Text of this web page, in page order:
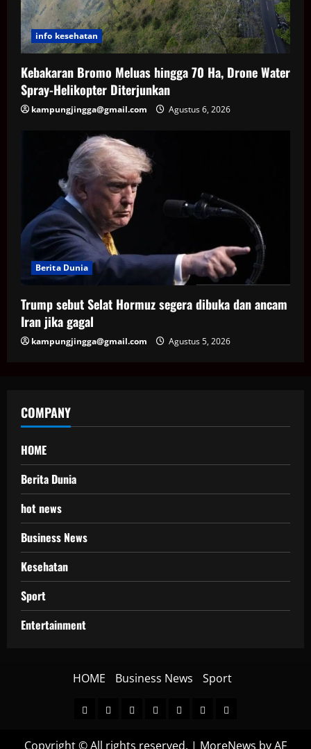
info kesehatan
Kebakaran Bromo Meluas hingga 70 Ha, Drone Water
Spray-Helikopter Diterjunkan
kampungjingga@gmail.com Agustus 6, 2026
Berita Dunia
Trump sebut Selat Hormuz segera dibuka dan ancam
Iran jika gagal
kampungjingga@gmail.com Agustus 5, 2026
COMPANY
HOME
Berita Dunia
hot news
Business News
Kesehatan
Sport
Entertainment
HOME Business News Sport
HOMEBeritahot
BusinessKesehatan
SportEntertainment
Copyright © All rights reserved. | MoreNews by AF